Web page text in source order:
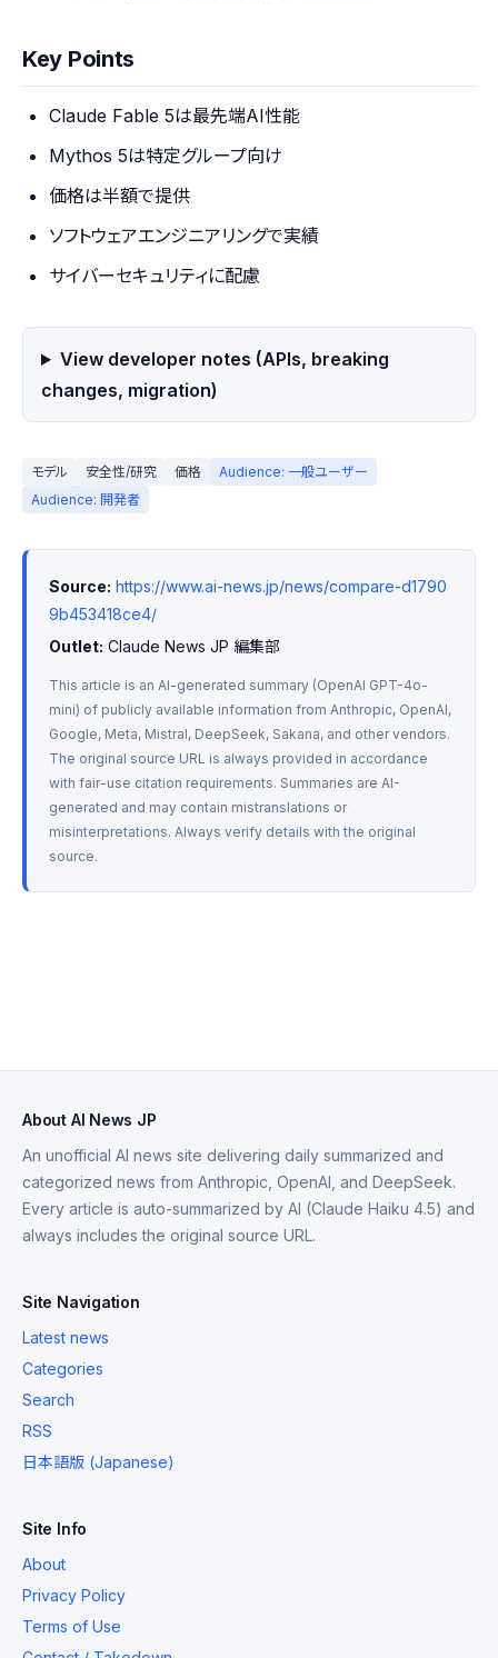
Key Points
Claude Fable 5は最先端AI性能
Mythos 5は特定グループ向け
価格は半額で提供
ソフトウェアエンジニアリングで実績
サイバーセキュリティに配慮
View developer notes (APIs, breaking
changes, migration)
モデル 安全性/研究 価格
Audience: 一般ユーザー
Audience: 開発者
Source: https://www.ai-news.jp/news/compare-d1790
9b453418ce4/
Outlet: Claude News JP 編集部
This article is an AI-generated summary (OpenAI GPT-4o-
mini) of publicly available information from Anthropic, OpenAI,
Google, Meta, Mistral, DeepSeek, Sakana, and other vendors.
The original source URL is always provided in accordance
with fair-use citation requirements. Summaries are AI-
generated and may contain mistranslations or
misinterpretations. Always verify details with the original
source.
About AI News JP
An unofficial AI news site delivering daily summarized and
categorized news from Anthropic, OpenAI, and DeepSeek.
Every article is auto-summarized by AI (Claude Haiku 4.5) and
always includes the original source URL.
Site Navigation
Latest news
Categories
Search
RSS
日本語版 (Japanese)
Site Info
About
Privacy Policy
Terms of Use